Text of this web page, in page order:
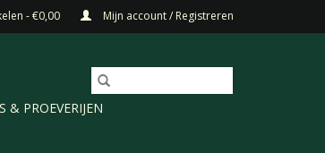
- €0,00 Mijn account / Registreren
& PROEVERIJEN